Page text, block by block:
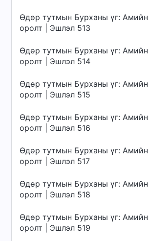
Өдөр тутмын Бурханы үг: Амийн
оролт | Эшлэл 513
Өдөр тутмын Бурханы үг: Амийн
оролт | Эшлэл 514
Өдөр тутмын Бурханы үг: Амийн
оролт | Эшлэл 515
Өдөр тутмын Бурханы үг: Амийн
оролт | Эшлэл 516
Өдөр тутмын Бурханы үг: Амийн
оролт | Эшлэл 517
Өдөр тутмын Бурханы үг: Амийн
оролт | Эшлэл 518
Өдөр тутмын Бурханы үг: Амийн
оролт | Эшлэл 519